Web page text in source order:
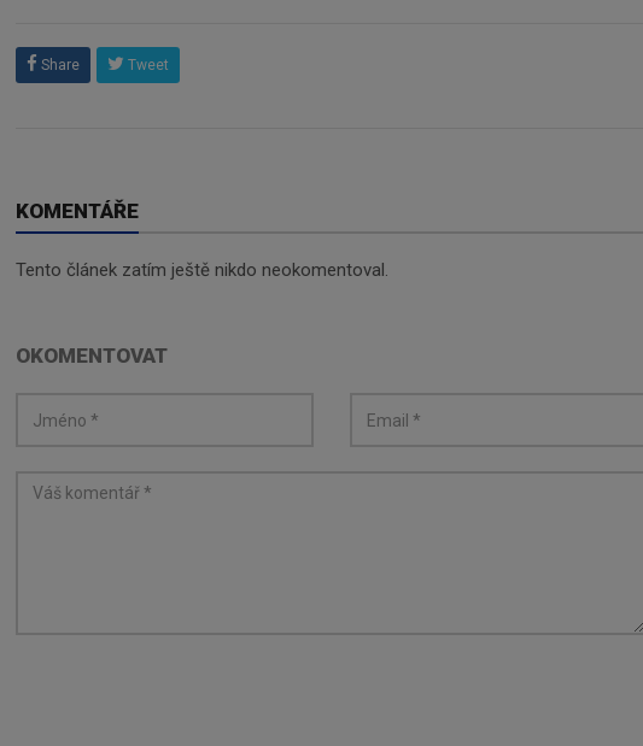
Share Tweet
KOMENTÁŘE
Tento článek zatím ještě nikdo neokomentoval.
OKOMENTOVAT